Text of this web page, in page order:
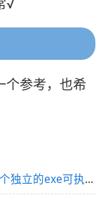
个参考，也希
用PyInstaller把Python代码打包成单个独立的exe可执行文件